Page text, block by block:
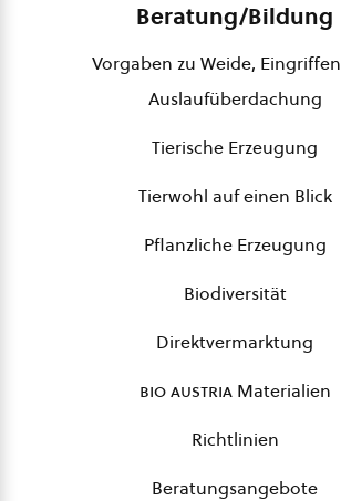
Beratung/Bildung
Vorgaben zu Weide,
Auslaufüberdachung
Tierische Erzeugung
Tierwohl auf einen Blick
Pflanzliche Erzeugung
Biodiversität
Direktvermarktung
bio austriaMaterialien
Richtlinien
Beratungsangebote